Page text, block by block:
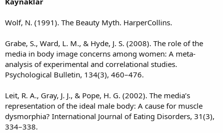
Wolf, N. (1991). The Beauty Myth. HarperCollins.
Grabe, S., Ward, L. M., & Hyde, J. S. (2008). The role of the
media in body image concerns among women: A meta-
analysis of experimental and correlational studies.
Psychological Bulletin, 134(3), 460–476.
Leit, R. A., Gray, J. J., & Pope, H. G. (2002). The media’s
representation of the ideal male body: A cause for muscle
dysmorphia? International Journal of Eating Disorders, 31(3),
334–338.